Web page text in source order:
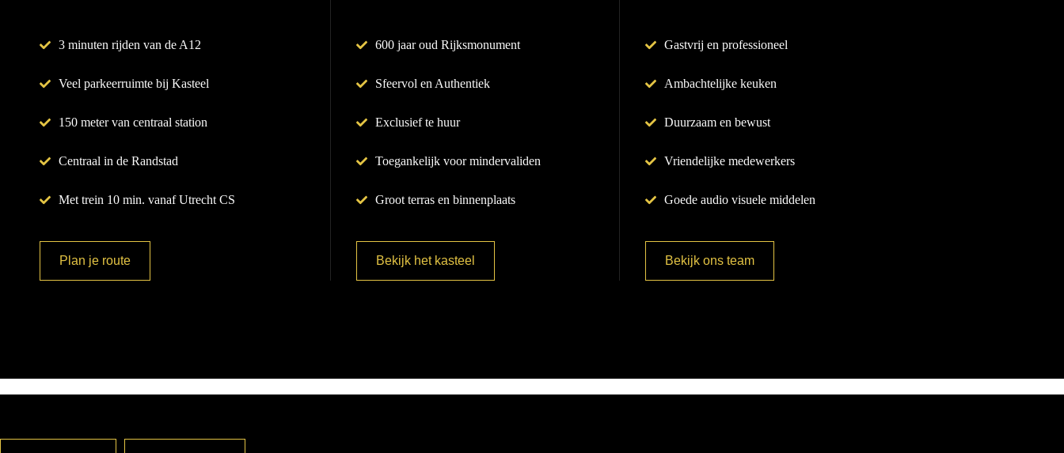
3 minuten rijden van de A12
Veel parkeerruimte bij Kasteel
150 meter van centraal station
Centraal in de Randstad
Met trein 10 min. vanaf Utrecht CS
Plan je route
600 jaar oud Rijksmonument
Sfeervol en Authentiek
Exclusief te huur
Toegankelijk voor mindervaliden
Groot terras en binnenplaats
Bekijk het kasteel
Gastvrij en professioneel
Ambachtelijke keuken
Duurzaam en bewust
Vriendelijke medewerkers
Goede audio visuele middelen
Bekijk ons team